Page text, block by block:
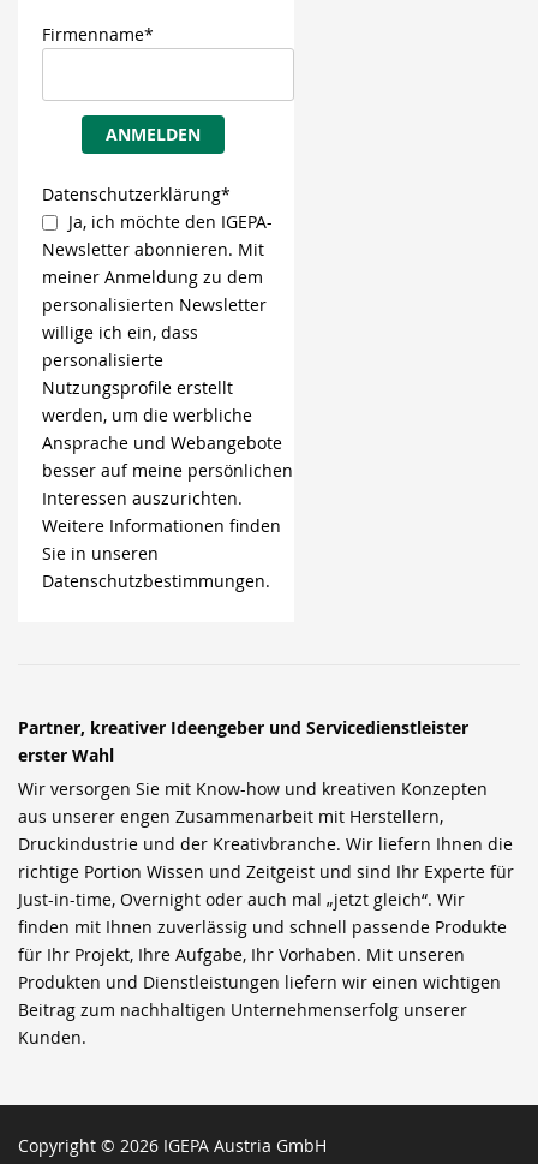
Firmenname*
ANMELDEN
Datenschutzerklärung*
Ja, ich möchte den IGEPA-
Newsletter abonnieren. Mit
meiner Anmeldung zu dem
personalisierten Newsletter
willige ich ein, dass
personalisierte
Nutzungsprofile erstellt
werden, um die werbliche
Ansprache und Webangebote
besser auf meine persönlichen
Interessen auszurichten.
Weitere Informationen finden
Sie in unseren
Datenschutzbestimmungen.
Partner, kreativer Ideengeber und Servicedienstleister
erster Wahl
Wir versorgen Sie mit Know-how und kreativen Konzepten
aus unserer engen Zusammenarbeit mit Herstellern,
Druckindustrie und der Kreativbranche. Wir liefern Ihnen die
richtige Portion Wissen und Zeitgeist und sind Ihr Experte für
Just-in-time, Overnight oder auch mal „jetzt gleich“. Wir
finden mit Ihnen zuverlässig und schnell passende Produkte
für Ihr Projekt, Ihre Aufgabe, Ihr Vorhaben. Mit unseren
Produkten und Dienstleistungen liefern wir einen wichtigen
Beitrag zum nachhaltigen Unternehmenserfolg unserer
Kunden.
Copyright © 2026 IGEPA Austria GmbH